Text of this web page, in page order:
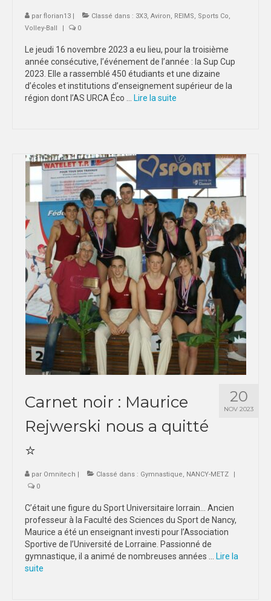
par florian13 | Classé dans : 3X3, Aviron, REIMS, Sports Co,
Volley-Ball
| 0
Le jeudi 16 novembre 2023 a eu lieu, pour la troisième
année consécutive, l’événement de l’année : la Sup Cup
2023. Elle a rassemblé 450 étudiants et une dizaine
d’écoles et institutions d’enseignement supérieur de la
région dont l’AS URCA Éco …
Lire la suite­­
20
NOV 2023
Carnet noir : Maurice
Rejwerski nous a quitté
⭐️
par Omnitech | Classé dans : Gymnastique, NANCY-METZ
|
0
C’était une figure du Sport Universitaire lorrain… Ancien
professeur à la Faculté des Sciences du Sport de Nancy,
Maurice a été un enseignant investi pour l’Association
Sportive de l’Université de Lorraine. Passionné de
gymnastique, il a animé de nombreuses années …
Lire la
suite­­